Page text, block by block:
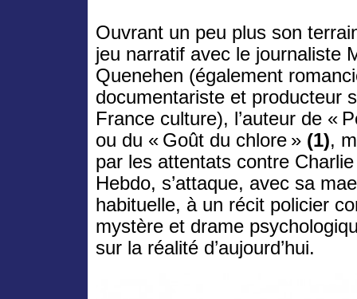
Ouvrant un peu plus son
jeu narratif avec le journaliste
Quenehen (également
documentariste et producteur
France culture), l’auteur de «
ou du « Goût du chlore » (1),
par les attentats contre Charlie
Hebdo, s’attaque, avec sa
habituelle, à un récit policier
mystère et drame
sur la réalité d’aujourd’hui.